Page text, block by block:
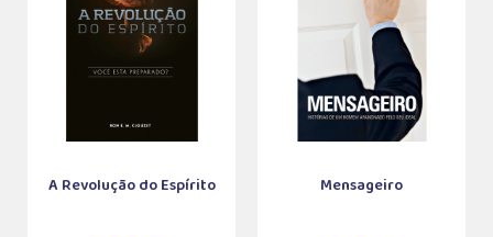
A Revolução do Espírito Mensageiro